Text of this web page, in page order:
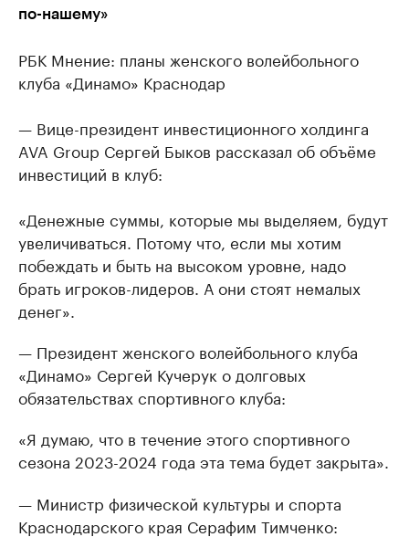
по-нашему»
РБК Мнение: планы женского волейбольного
клуба «Динамо» Краснодар
— Вице-президент инвестиционного холдинга
AVA Group Сергей Быков рассказал об объёме
инвестиций в клуб:
«Денежные суммы, которые мы выделяем, будут
увеличиваться. Потому что, если мы хотим
побеждать и быть на высоком уровне, надо
брать игроков-лидеров. А они стоят немалых
денег».
— Президент женского волейбольного клуба
«Динамо» Сергей Кучерук о долговых
обязательствах спортивного клуба:
«Я думаю, что в течение этого спортивного
сезона 2023-2024 года эта тема будет закрыта».
— Министр физической культуры и спорта
Краснодарского края Серафим Тимченко: